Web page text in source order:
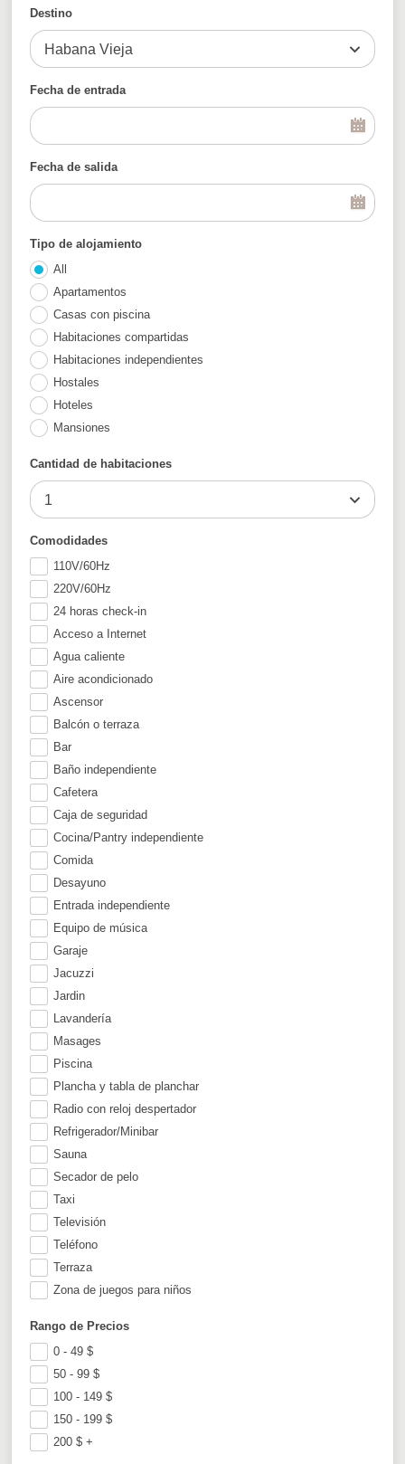
Tipo de alojamiento
All
Apartamentos
Casas con piscina
Habitaciones compartidas
Habitaciones independientes
Hostales
Hoteles
Mansiones
Cantidad de habitaciones
1
Destino
Habana Vieja
Fecha de entrada
Fecha de salida
Comodidades
110V/60Hz
220V/60Hz
24 horas check-in
Acceso a Internet
Agua caliente
Aire acondicionado
Ascensor
Balcón o terraza
Bar
Baño independiente
Cafetera
Caja de seguridad
Cocina/Pantry independiente
Comida
Desayuno
Entrada independiente
Equipo de música
Garaje
Jacuzzi
Jardin
Lavandería
Masages
Piscina
Plancha y tabla de planchar
Radio con reloj despertador
Refrigerador/Minibar
Sauna
Secador de pelo
Taxi
Televisión
Teléfono
Terraza
Zona de juegos para niños
Rango de Precios
0 - 49$
50 - 99$
100 - 149$
150 - 199$
200$ +